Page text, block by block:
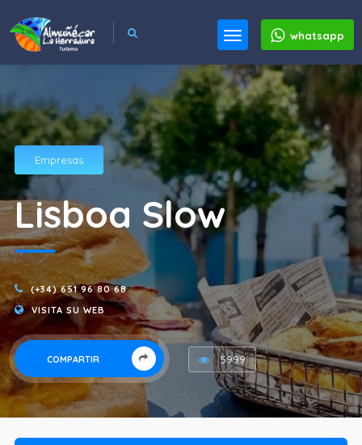
whatsapp
Empresas
Lisboa Slow
(+34) 651 96 80 68
VISITA SU WEB
COMPARTIR 5999